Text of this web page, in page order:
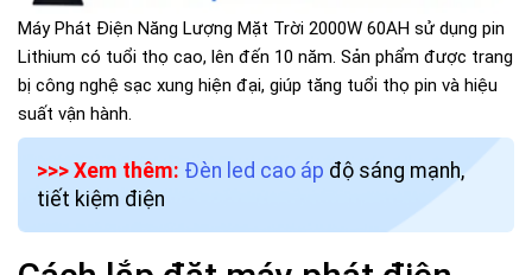
Máy Phát Điện Năng Lượng Mặt Trời 2000W 60AH sử dụng pin
Lithium có tuổi thọ cao, lên đến 10 năm. Sản phẩm được trang
bị công nghệ sạc xung hiện đại, giúp tăng tuổi thọ pin và hiệu
suất vận hành.
>>> Xem thêm: Đèn led cao áp độ sáng mạnh,
tiết kiệm điện